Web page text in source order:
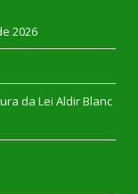
2026
da Lei Aldir Blanc